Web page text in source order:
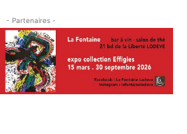
- Partenaires -